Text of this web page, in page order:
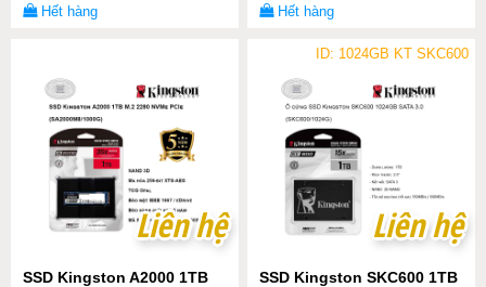
Hết hàng Hết hàng
Liên hệ
Liên hệ
SSD Kingston A2000 1TB
ID: 1024GB KT SKC600
Liên hệ
Liên hệ
SSD Kingston SKC600 1TB